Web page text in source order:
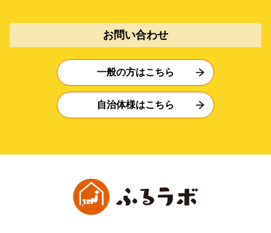
お問い合わせ
一般の方はこちら
自治体様はこちら